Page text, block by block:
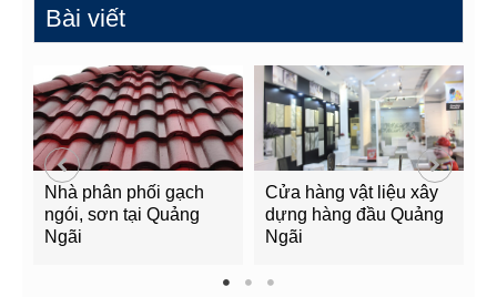
Bài viết
Nhà phân phối gạch
ngói, sơn tại Quảng
Ngãi
Cửa hàng vật liệu xây
dựng hàng đầu Quảng
Ngãi
1 2 3